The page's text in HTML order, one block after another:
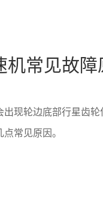
常见故障
出现轮边底部行星齿
常见原因。